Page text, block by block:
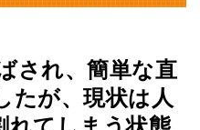
され、簡単な直
たが、現状は人